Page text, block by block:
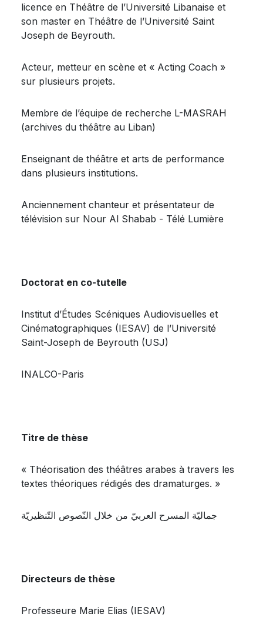
licence en Théâtre de l’Université Libanaise et
son master en Théâtre de l’Université Saint
Joseph de Beyrouth.
Acteur, metteur en scène et « Acting Coach »
sur plusieurs projets.
Membre de l’équipe de recherche L-MASRAH
(archives du théâtre au Liban)
Enseignant de théâtre et arts de performance
dans plusieurs institutions.
Anciennement chanteur et présentateur de
télévision sur Nour Al Shabab - Télé Lumière
Doctorat en co-tutelle
Institut d’Études Scéniques Audiovisuelles et
Cinématographiques (IESAV) de l’Université
Saint-Joseph de Beyrouth (USJ)
INALCO-Paris
Titre de thèse
« Théorisation des théâtres arabes à travers les
textes théoriques rédigés des dramaturges. »
جماليّة المسرح العربيّ من خلال النّصوص التّنظيريّة
Directeurs de thèse
Professeure Marie Elias (IESAV)